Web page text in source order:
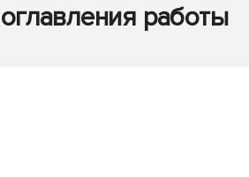
работы